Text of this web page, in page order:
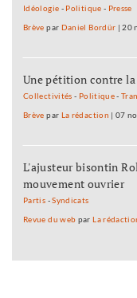
Idéologie - Politique - Presse
Brève par Daniel Bordür |20
Une pétition contre
Collectivités - Politique-
Brève par La rédaction |07
L'ajusteur bisontin
mouvement ouvrier
Partis -Syndicats
Revue du web parLa